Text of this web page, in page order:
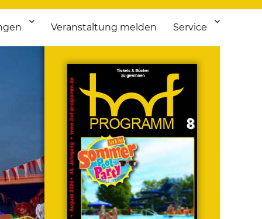
Veranstaltung melden Service